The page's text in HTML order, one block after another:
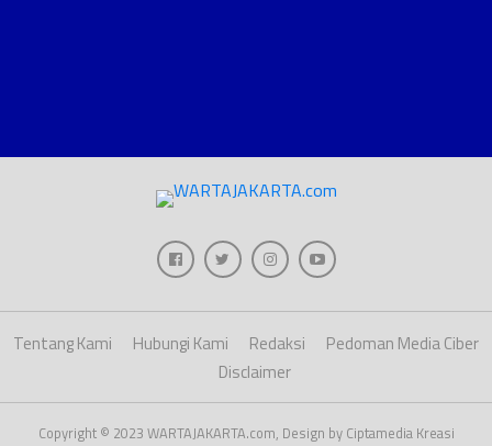
Tentang Kami Hubungi Kami Redaksi
Pedoman Media Ciber
Disclaimer
Copyright © 2023 WARTAJAKARTA.com, Design by Ciptamedia Kreasi